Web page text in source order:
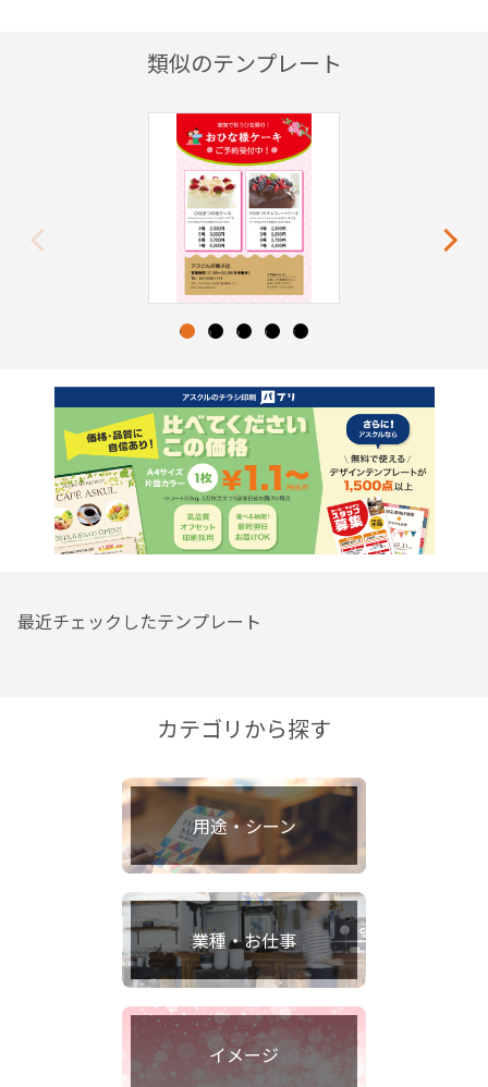
類似のテンプレート
Next
1 2 3 4 5
最近チェックしたテンプレート
カテゴリから探す
用途・シーン
業種・お仕事
イメージ